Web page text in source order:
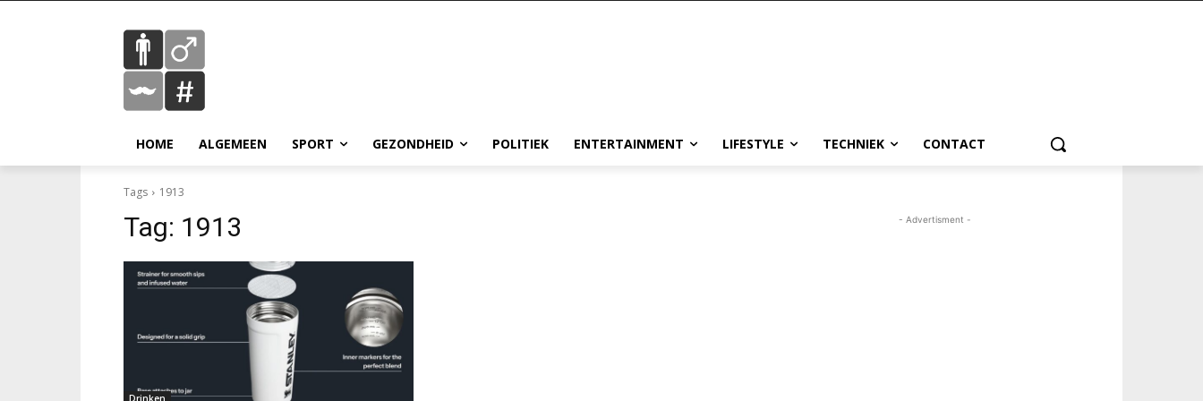
HOME ALGEMEEN SPORT GEZONDHEID POLITIEK ENTERTAINMENT LIFESTYLE TECHNIEK CONTACT
Tags 1913
Tag: 1913 - Advertisment -